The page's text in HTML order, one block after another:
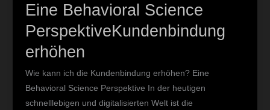
Eine Behavioral Science
PerspektiveKundenbindung
erhöhen
Wie kann ich die Kundenbindung erhöhen? Eine
Behavioral Science Perspektive In der heutigen
schnelllebigen und digitalisierten Welt ist die